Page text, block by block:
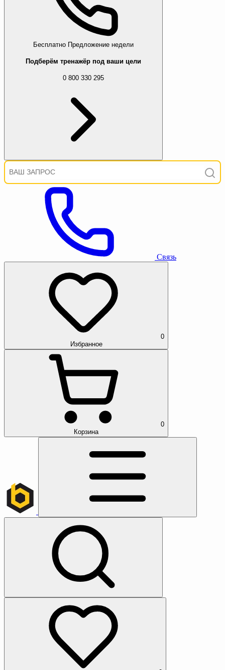
Бесплатно Предложение недели
Подберём тренажёр под ваши цели
0 800 330 295
Связь
0
Избранное
0
Корзина